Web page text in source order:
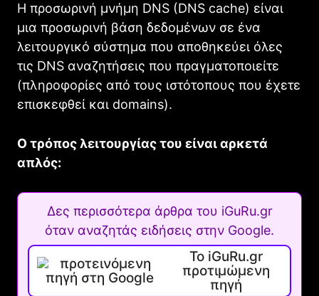
Η προσωρινή μνήμη DNS (DNS cache) είναι
μια προσωρινή βάση δεδομένων σε ένα
λειτουργικό σύστημα που αποθηκεύει όλες
τις DNS αναζητήσεις που πραγματοποιείτε
(πληροφορίες από τους ιστότοπους που έχετε
επισκεφθεί και domains).
Ο τρόπος λειτουργίας του είναι αρκετά
απλός:
Δες περισσότερα άρθρα του iGuRu.gr
όταν αναζητάς ειδήσεις στην Google.
Το iGuRu.gr
προτιμώμενη
πηγή